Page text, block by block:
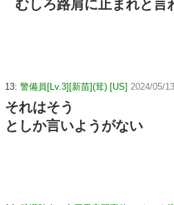
むしろ路肩に止まれと言
13: 警備員[Lv.3][新苗](茸) [US] 2024/05/
それはそう
としか言いようがない